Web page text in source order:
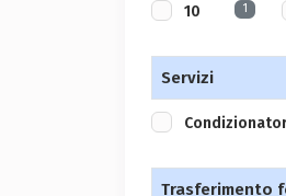
10 1
Servizi
Trasferimento